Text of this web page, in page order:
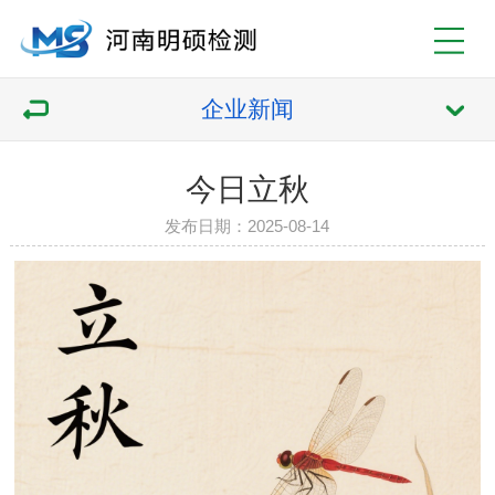
企业新闻
今日立秋
发布日期：2025-08-14